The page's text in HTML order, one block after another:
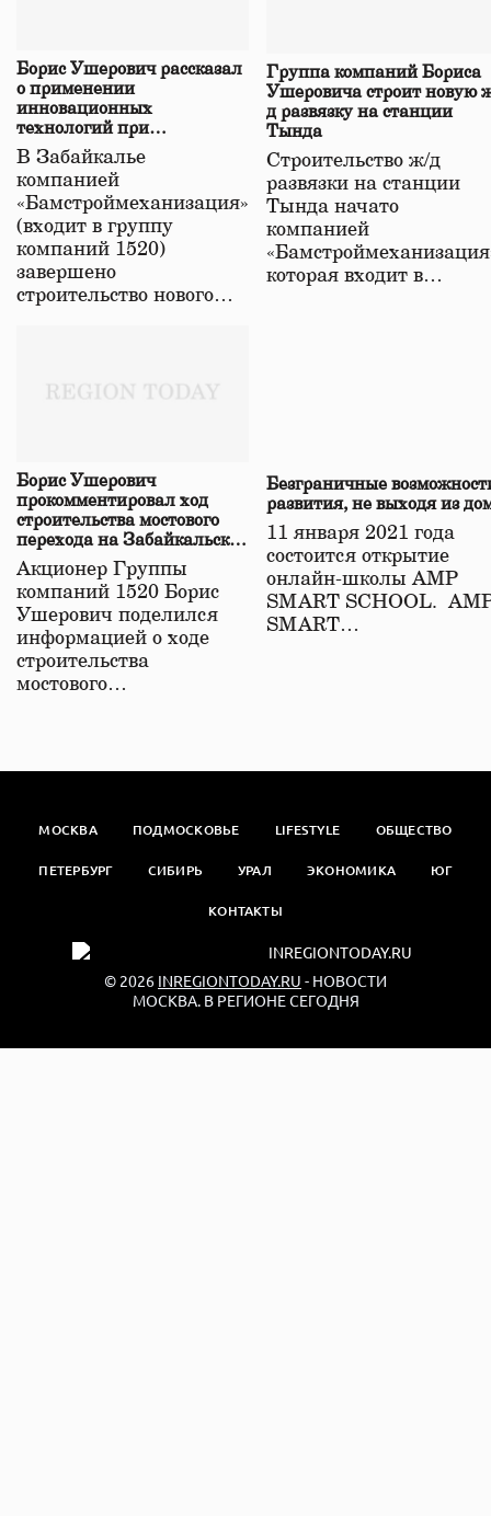
Борис Ушерович рассказал
о применении
инновационных
технологий при
строительстве нового моста
в Забайкалье
В Забайкалье
компанией
«Бамстроймеханизация»
(входит в группу
компаний 1520)
завершено
строительство нового…
Группа компаний Бориса
Ушеровича строит новую
д развязку на станции
Тында
Строительство ж/д
развязки на станции
Тында начато
компанией
которая входит в…
Борис Ушерович
прокомментировал ход
строительства мостового
перехода на Забайкальской
железной дороге
Акционер Группы
компаний 1520 Борис
Ушерович поделился
информацией о ходе
строительства
мостового…
Безграничные
развития, не выходя из
11 января 2021 года
состоится открытие
онлайн-школы АМР
SMART SCHOOL.
SMART…
МОСКВА ПОДМОСКОВЬЕ LIFESTYLE ОБЩЕСТВО
ПЕТЕРБУРГ СИБИРЬ УРАЛ ЭКОНОМИКА ЮГ
КОНТАКТЫ
© 2026 INREGIONTODAY.RU - НОВОСТИ
МОСКВА. В РЕГИОНЕ СЕГОДНЯ